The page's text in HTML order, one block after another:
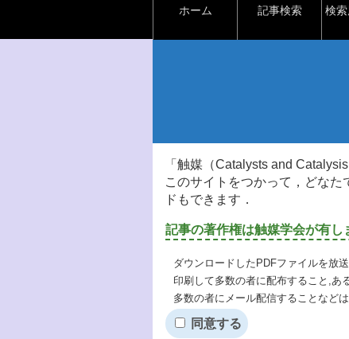
ホーム 記事検索 検
「触媒（Catalysts and
このサイトをつかって，どな
ドもできます．
記事の著作権は触媒学会が有し
ダウンロードしたPDFファイルを放
印刷して多数の者に配布すること,あ
多数の者にメール配信することなど
同意する